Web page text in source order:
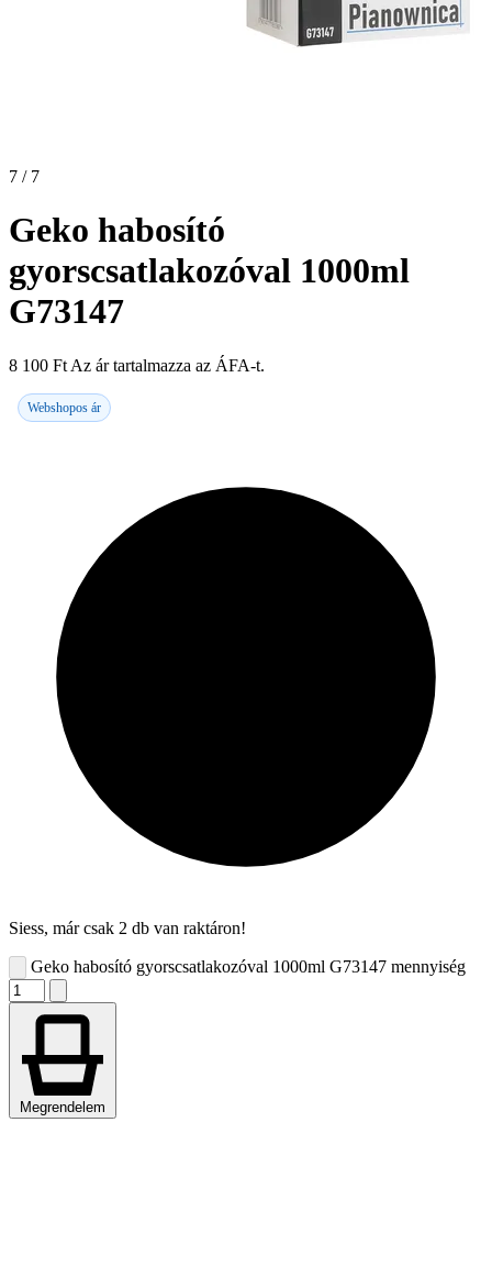
7 / 7
Geko habosító
gyorscsatlakozóval 1000ml
G73147
8 100 Ft Az ár tartalmazza az ÁFA-t.
Webshopos ár
Siess, már csak 2 db van raktáron!
Geko habosító gyorscsatlakozóval 1000ml G73147 mennyiség
Megrendelem